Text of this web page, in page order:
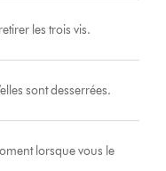
les trois vis.
sont desserrées.
lorsque vous le